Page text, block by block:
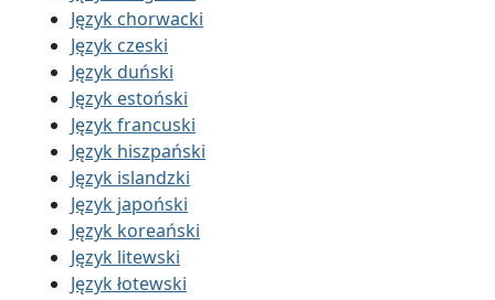
Język chorwacki
Język czeski
Język duński
Język estoński
Język francuski
Język hiszpański
Język islandzki
Język japoński
Język koreański
Język litewski
Język łotewski